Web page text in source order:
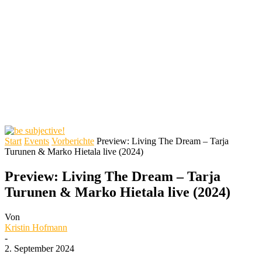
Start Events Vorberichte Preview: Living The Dream – Tarja
Turunen & Marko Hietala live (2024)
Preview: Living The Dream – Tarja
Turunen & Marko Hietala live (2024)
Von
Kristin Hofmann
-
2. September 2024